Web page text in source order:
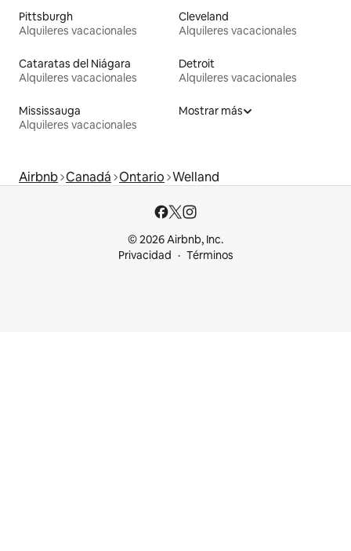
Pittsburgh
Alquileres vacacionales
Cleveland
Alquileres vacacionales
Cataratas del Niágara
Alquileres vacacionales
Detroit
Alquileres vacacionales
Mississauga
Alquileres vacacionales
Mostrar más
Airbnb Canadá Ontario Welland
© 2026 Airbnb, Inc.
Privacidad
Términos